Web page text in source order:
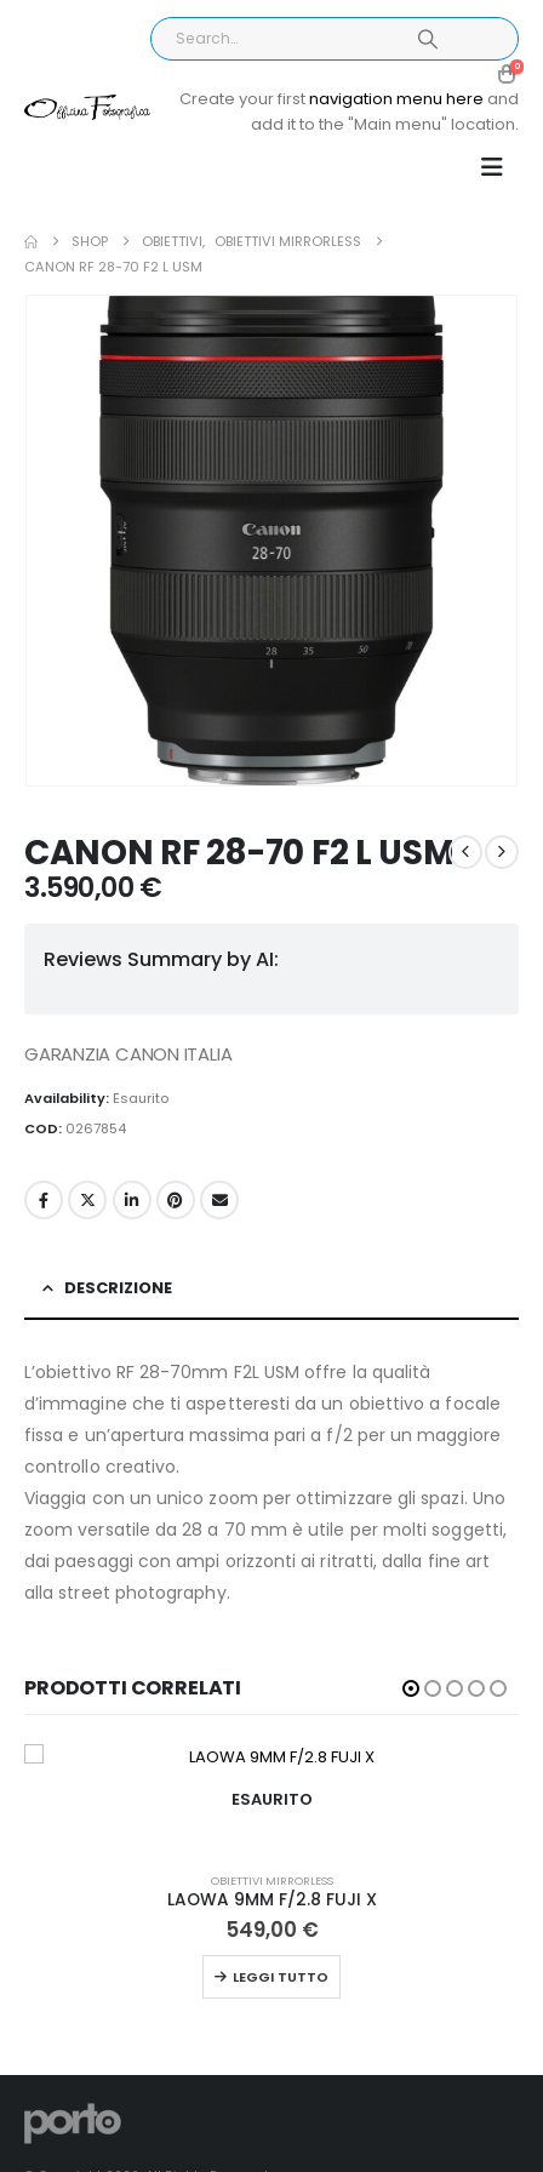
0
Create your firstnavigation menu here and
add it to the "Main menu" location.
SHOP OBIETTIVI, OBIETTIVI MIRRORLESS
CANON RF 28-70 F2 L USM
CANON RF 28-70 F2 L USM
3.590,00€
Reviews Summary by AI:
GARANZIA CANON ITALIA
Availability: Esaurito
COD: 0267854
DESCRIZIONE
L’obiettivo RF 28-70mm F2L USM offre la qualità
d’immagine che ti aspetteresti da un obiettivo a focale
fissa e un’apertura massima pari a f/2 per un maggiore
controllo creativo.
Viaggia con un unico zoom per ottimizzare gli spazi. Uno
zoom versatile da 28 a 70 mm è utile per molti soggetti,
dai paesaggi con ampi orizzonti ai ritratti, dalla fine art
alla street photography.
PRODOTTI CORRELATI
ESAURITO
OBIETTIVI MIRRORLESS
LAOWA 9MM F/2.8 FUJI X
549,00 €
LEGGI TUTTO